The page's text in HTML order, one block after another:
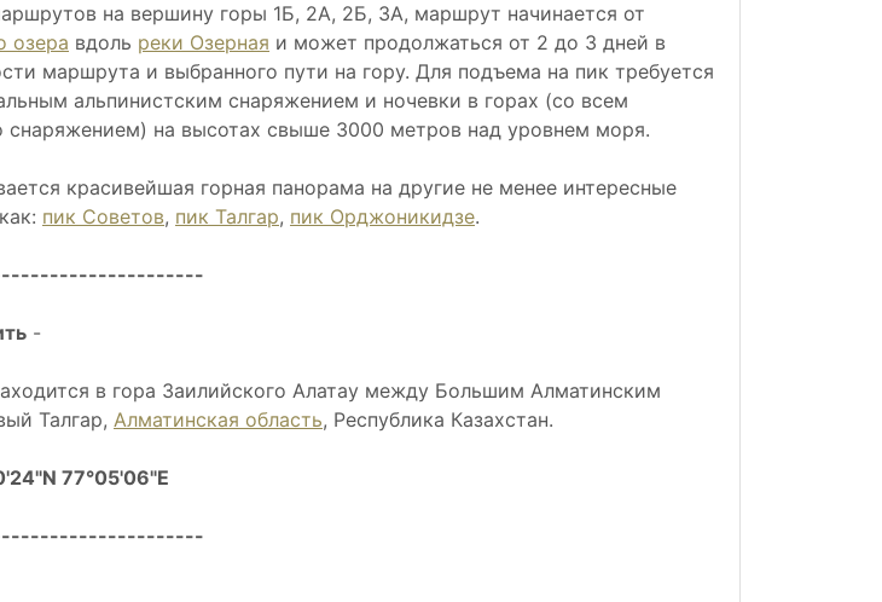
на вершину горы 1Б, 2А, 2Б, 3А, маршрут начинается от
озера вдоль реки Озерная и может продолжаться от 2 до 3 дней в
маршрута и выбранного пути на гору. Для подъема на пик требуется
альпинистским снаряжением и ночевки в горах (со всем
снаряжением) на высотах свыше 3000 метров над уровнем моря.
красивейшая горная панорама на другие не менее интересные
пик Советов, пик Талгар, пик Орджоникидзе.
-
в гора Заилийского Алатау между Большим Алматинским
Талгар, Алматинская область, Республика Казахстан.
77°05'06"E